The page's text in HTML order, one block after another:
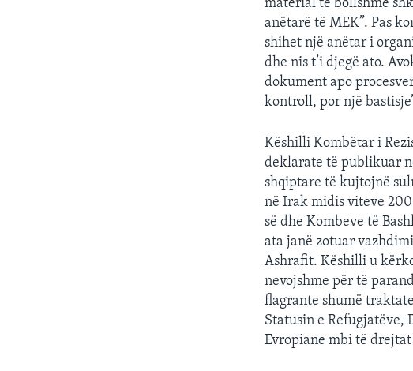
material të bollshme
anëtarë të MEK”. Pas
shihet një anëtar i
dhe nis t’i djegë ato.
dokument apo
kontroll, por një
Këshilli Kombëtar i
deklarate të publikuar
shqiptare të kujtojnë
në Irak midis viteve
së dhe Kombeve të
ata janë zotuar
Ashrafit. Këshilli u
nevojshme për të
flagrante shumë
Statusin e Refugjatëve,
Evropiane mbi të